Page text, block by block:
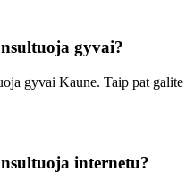
gyvai?
gyvai Kaune. Taip pat galite
internetu?